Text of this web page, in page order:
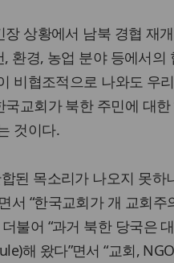
상황에서 남북 경협 재
환경, 농업 분야 등에서
비협조적으로 나와도 우
교회가 북한 주민에 대한
것이다.
된 목소리가 나오지 못
서 “한국교회가 개 교회
불어 “과거 북한 당국은
해 왔다”면서 “교회,